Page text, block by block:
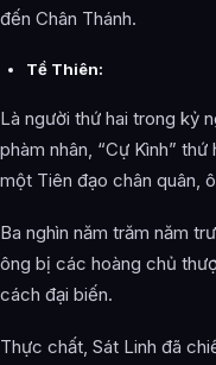
đến Chân Thánh.
Tề Thiên:
Là người thứ hai trong kỷ
phàm nhân, “Cự Kình”
một Tiên đạo chân quân,
Ba nghìn năm trăm năm
ông bị các hoàng chủ
cách đại biến.
Thực chất, Sát Linh đã